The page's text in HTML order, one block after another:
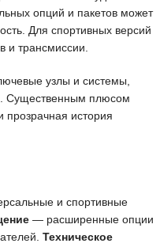
опций и пакетов может
Для спортивных версий
и трансмиссии.
узлы и системы,
Существенным плюсом
прозрачная история
и спортивные
— расширенные опции
Техническое